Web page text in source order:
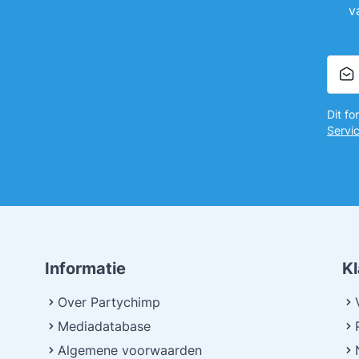
Dit
Informatie
Over Partychimp
Mediadatabase
Algemene voorwaarden